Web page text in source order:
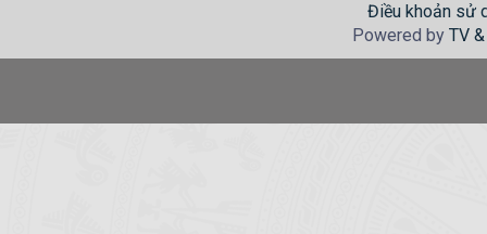
Điều khoản sử
Powered by TV